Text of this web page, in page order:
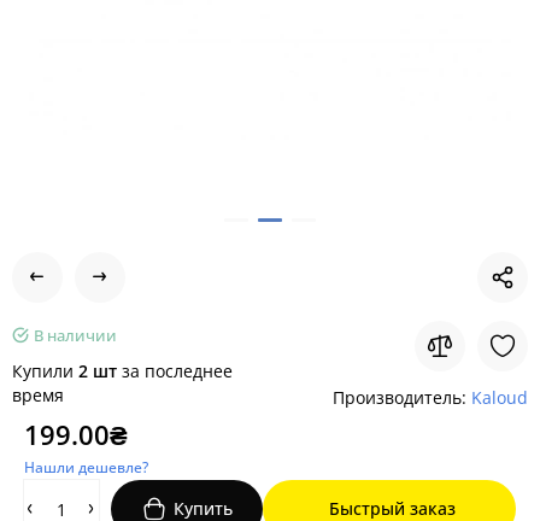
В наличии
Купили 2 шт за последнее
время
Производитель: Kaloud
199.00₴
Нашли дешевле?
Купить Быстрый заказ